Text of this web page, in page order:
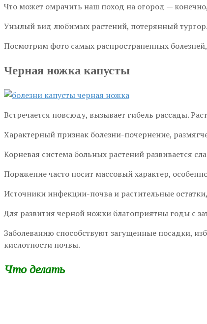
Что может омрачить наш поход на огород —
Унылый вид любимых растений, потерянный
Посмотрим фото самых распространенных
Черная ножка капусты
Встречается повсюду, вызывает гибель рассады.
Характерный признак болезни-почернение,
Корневая система больных растений развивается
Поражение часто носит массовый характер,
Источники инфекции-почва и растительные
Для развития черной ножки благоприятны годы с
Заболеванию способствуют загущенные посадки,
кислотности почвы.
Что делать